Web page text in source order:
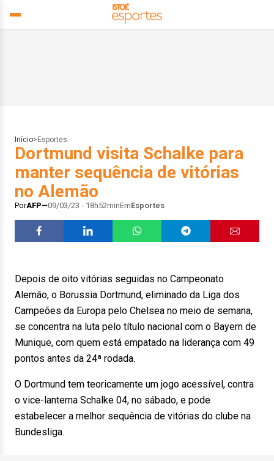
Início> Esportes
Dortmund visita Schalke para
manter sequência de vitórias
no Alemão
PorAFP 09/03/23 - 18h52minEmEsportes
Depois de oito vitórias seguidas no Campeonato
Alemão, o Borussia Dortmund, eliminado da Liga dos
Campeões da Europa pelo Chelsea no meio de semana,
se concentra na luta pelo título nacional com o Bayern de
Munique, com quem está empatado na liderança com 49
pontos antes da 24ª rodada.
O Dortmund tem teoricamente um jogo acessível, contra
o vice-lanterna Schalke 04, no sábado, e pode
estabelecer a melhor sequência de vitórias do clube na
Bundesliga.